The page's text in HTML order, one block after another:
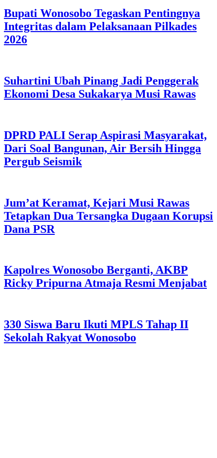
Bupati Wonosobo Tegaskan Pentingnya
Integritas dalam Pelaksanaan Pilkades
2026
Suhartini Ubah Pinang Jadi Penggerak
Ekonomi Desa Sukakarya Musi Rawas
DPRD PALI Serap Aspirasi Masyarakat,
Dari Soal Bangunan, Air Bersih Hingga
Pergub Seismik
Jum’at Keramat, Kejari Musi Rawas
Tetapkan Dua Tersangka Dugaan Korupsi
Dana PSR
Kapolres Wonosobo Berganti, AKBP
Ricky Pripurna Atmaja Resmi Menjabat
330 Siswa Baru Ikuti MPLS Tahap II
Sekolah Rakyat Wonosobo